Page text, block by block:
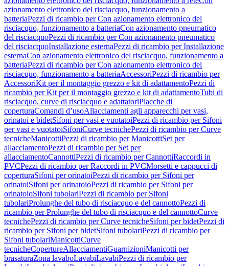
azionamento elettronico del risciacquo, funzionamento a
batteriaPezzi di ricambio per Con azionamento elettronico del
risciacquo, funzionamento a batteriaCon azionamento pneumatico
del risciacquoPezzi di ricambio per Con azionamento pneumatico
del risciacquoInstallazione esternaPezzi di ricambio per Installazione
esternaCon azionamento elettronico del risciacquo, funzionamento a
batteriaPezzi di ricambio per Con azionamento elettronico del
risciacquo, funzionamento a batteriaAccessoriPezzi di ricambio per
AccessoriKit per il montaggio grezzo e kit di adattamentoPezzi di
ricambio per Kit per il montaggio grezzo e kit di adattamentoTubi di
risciacquo, curve di risciacquo e adattatoriPlacche di
coperturaComandi d’usoAllacciamenti agli apparecchi per vasi,
orinatoi e bidetSifoni per vasi e vuotatoiPezzi di ricambio per Sifoni
per vasi e vuotatoiSifoniCurve tecnichePezzi di ricambio per Curve
tecnicheManicottiPezzi di ricambio per ManicottiSet per
allacciamentoPezzi di ricambio per Set per
allacciamentoCannottiPezzi di ricambio per CannottiRaccordi in
PVCPezzi di ricambio per Raccordi in PVCMorsetti e cappucci di
coperturaSifoni per orinatoiPezzi di ricambio per Sifoni per
orinatoiSifoni per orinatoioPezzi di ricambio per Sifoni per
orinatoioSifoni tubolariPezzi di ricambio per Sifoni
tubolariProlunghe del tubo di risciacquo e del cannottoPezzi di
ricambio per Prolunghe del tubo di risciacquo e del cannottoCurve
tecnichePezzi di ricambio per Curve tecnicheSifoni per bidetPezzi di
ricambio per Sifoni per bidetSifoni tubolariPezzi di ricambio per
Sifoni tubolariManicottiCurve
tecnicheCopertureAllacciamentiGuarnizioniManicotti per
brasaturaZona lavaboLavabiLavabiPezzi di ricambio per